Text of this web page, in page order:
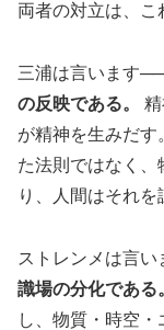
両者の対立は、こ
三浦は言います──
の反映である。
が精神を生みだす
た法則ではなく、
り、人間はそれを
ストレンメは言
識場の分化である
し、物質・時空